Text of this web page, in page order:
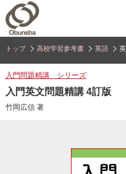
トップ 高校学習参考書 英語
入門問題精講 シリーズ
入門英文問題精講 4訂版
竹岡広信 著